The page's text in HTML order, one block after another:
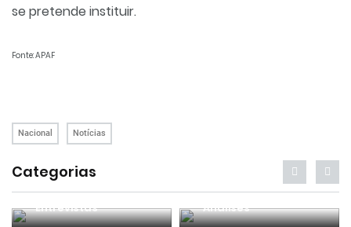
se pretende instituir.
Fonte: APAF
Nacional Notícias
Categorias
Entrevistas Análises